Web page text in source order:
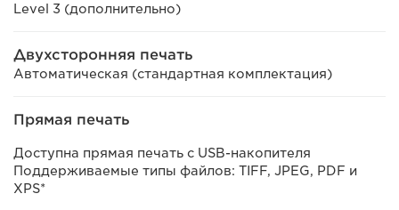
Level 3 (дополнительно)
Двухсторонняя печать
Автоматическая (стандартная комплектация)
Прямая печать
Доступна прямая печать с USB-накопителя
Поддерживаемые типы файлов: TIFF, JPEG, PDF и
XPS*